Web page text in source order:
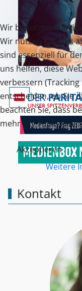
Kontakt
Wir benutzen Cookies
Wir nutzen Cookies
sind essenziell für
uns helfen, diese
verbessern
entscheiden, ob Sie
beachten Sie, dass
mehr alle
Akzeptieren
Weitere